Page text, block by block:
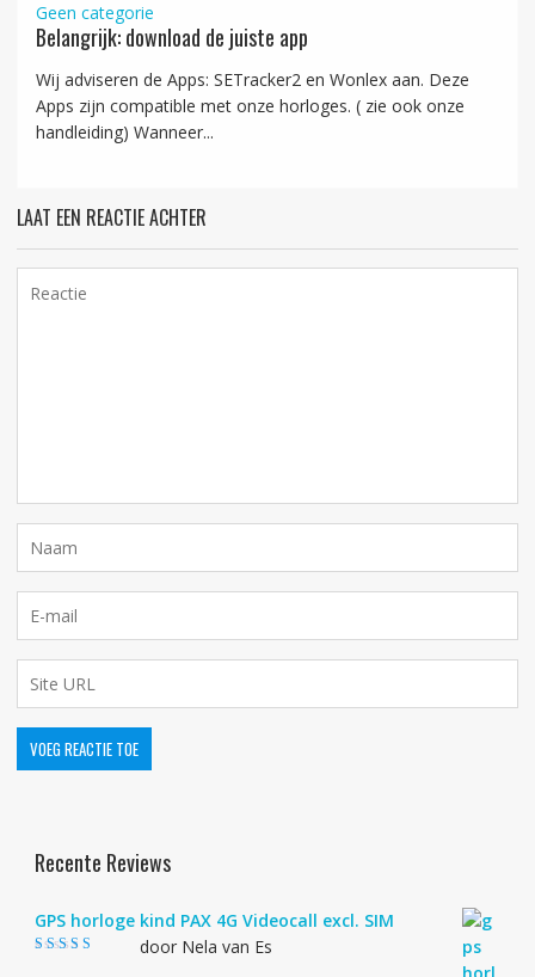
Geen categorie
Belangrijk: download de juiste app
Wij adviseren de Apps: SETracker2 en Wonlex aan. Deze
Apps zijn compatible met onze horloges. ( zie ook onze
handleiding) Wanneer...
LAAT EEN REACTIE ACHTER
Recente Reviews
GPS horloge kind PAX 4G Videocall excl. SIM
door Nela van Es